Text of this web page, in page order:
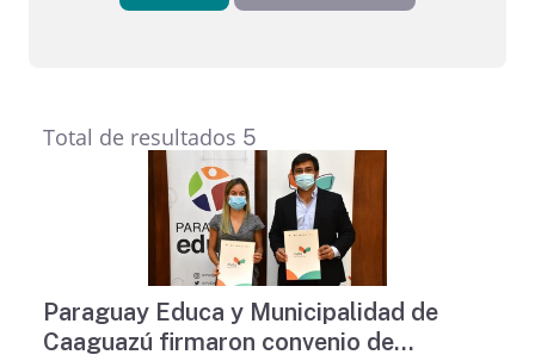
Total de resultados 5
Paraguay Educa y Municipalidad de
Caaguazú firmaron convenio de